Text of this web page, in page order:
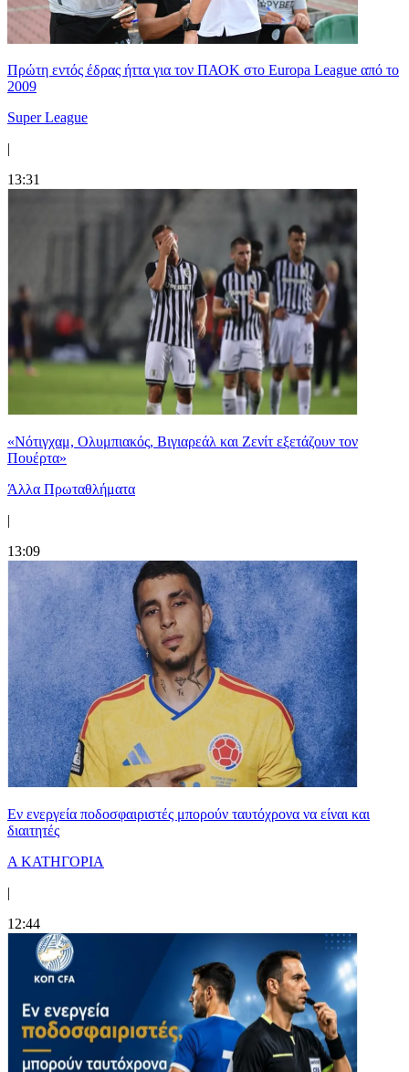
Πρώτη εντός έδρας ήττα για τον ΠΑΟΚ στο Europa League από το
2009
Super League
|
13:31
«Νότιγχαμ, Ολυμπιακός, Βιγιαρεάλ και Ζενίτ εξετάζουν τον
Πουέρτα»
Άλλα Πρωταθλήματα
|
13:09
Εν ενεργεία ποδοσφαιριστές μπορούν ταυτόχρονα να είναι και
διαιτητές
Α ΚΑΤΗΓΟΡΙΑ
|
12:44